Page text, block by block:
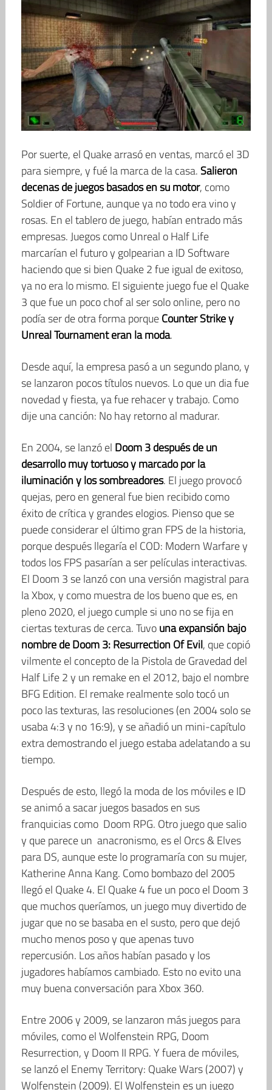
Por suerte, el Quake arrasó en ventas, marcó el 3D
para siempre, y fué la marca de la casa. Salieron
decenas de juegos basados en su motor, como
Soldier of Fortune, aunque ya no todo era vino y
rosas. En el tablero de juego, habían entrado más
empresas. Juegos como Unreal o Half Life
marcarían el futuro y golpearian a ID Software
haciendo que si bien Quake 2 fue igual de exitoso,
ya no era lo mismo. El siguiente juego fue el Quake
3 que fue un poco chof al ser solo online, pero no
podía ser de otra forma porqueCounter Strike y
Unreal Tournament eran la moda.
Desde aquí, la empresa pasó a un segundo plano, y
se lanzaron pocos títulos nuevos. Lo que un dia fue
novedad y fiesta, ya fue rehacer y trabajo. Como
dije una canción: No hay retorno al madurar.
En 2004, se lanzó el Doom 3 después de un
desarrollo muy tortuoso y marcado por la
iluminación y los sombreadores. El juego provocó
quejas, pero en general fue bien recibido como
éxito de crítica y grandes elogios. Pienso que se
puede considerar el último gran FPS de la historia,
porque después llegaría el COD: Modern Warfare y
todos los FPS pasarían a ser películas interactivas.
El Doom 3 se lanzó con una versión magistral para
la Xbox, y como muestra de los bueno que es, en
pleno 2020, el juego cumple si uno no se fija en
ciertas texturas de cerca. Tuvouna expansión bajo
nombre de Doom 3: Resurrection Of Evil, que copió
vilmente el concepto de la Pistola de Gravedad del
Half Life 2 y un remake en el 2012, bajo el nombre
BFG Edition. El remake realmente solo tocó un
poco las texturas, las resoluciones (en 2004 solo se
usaba 4:3 y no 16:9), y se añadió un mini-capítulo
extra demostrando el juego estaba adelatando a su
tiempo.
Después de esto, llegó la moda de los móviles e ID
se animó a sacar juegos basados en sus
franquicias como Doom RPG. Otro juego que salio
y que parece un anacronismo, es el Orcs & Elves
para DS, aunque este lo programaría con su mujer,
Katherine Anna Kang. Como bombazo del 2005
llegó el Quake 4. El Quake 4 fue un poco el Doom 3
que muchos queríamos, un juego muy divertido de
jugar que no se basaba en el susto, pero que dejó
mucho menos poso y que apenas tuvo
repercusión. Los años habían pasado y los
jugadores habíamos cambiado. Esto no evito una
muy buena conversación para Xbox 360.
Entre 2006 y 2009, se lanzaron más juegos para
móviles, como el Wolfenstein RPG, Doom
Resurrection, y Doom II RPG. Y fuera de móviles,
se lanzó el Enemy Territory: Quake Wars (2007) y
Wolfenstein (2009). El Wolfenstein es un juego